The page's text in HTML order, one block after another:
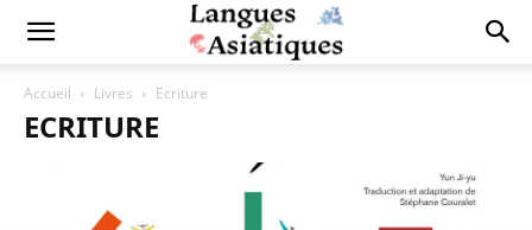
Accueil Livres Ecriture
ECRITURE